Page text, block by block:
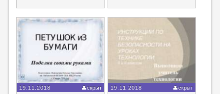
19.11.2018 скрыт 19.11.2018 скрыт